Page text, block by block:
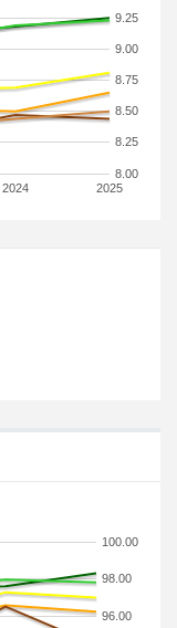
2024 2025
8.00
8.25
8.50
8.75
9.00
9.25
96.00
98.00
100.00